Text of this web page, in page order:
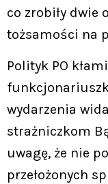
co zrobiły dwie
tożsamości na
Polityk PO
wydarzenia
strażniczkom
uwagę, że nie
przełożonych